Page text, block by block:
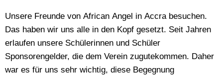
Unsere Freunde von African Angel in Accra besuchen.
Das haben wir uns alle in den Kopf gesetzt. Seit Jahren
erlaufen unsere Schülerinnen und Schüler
Sponsorengelder, die dem Verein zugutekommen. Daher
war es für uns sehr wichtig, diese Begegnung